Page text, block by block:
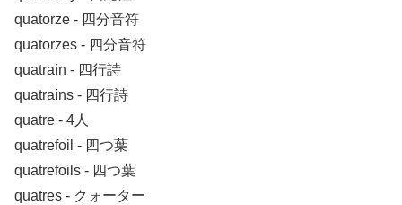
quatorze ‐ 四分音符
quatorzes ‐ 四分音符
quatrain ‐ 四行詩
quatrains ‐ 四行詩
quatre ‐ 4人
quatrefoil ‐ 四つ葉
quatrefoils ‐ 四つ葉
quatres ‐ クォーター